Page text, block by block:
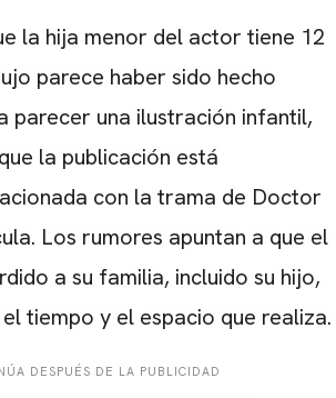
la hija menor del actor tiene 12
parece haber sido hecho
parecer una ilustración infantil,
la publicación está
con la trama de Doctor
Los rumores apuntan a que el
a su familia, incluido su hijo,
tiempo y el espacio que realiza.
DESPUÉS DE LA PUBLICIDAD